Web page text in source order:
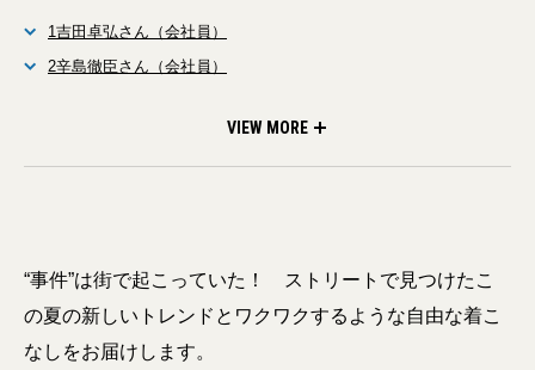
1吉田卓弘さん（会社員）
2辛島徹臣さん（会社員）
VIEW MORE
“事件”は街で起こっていた！ ストリートで見つけたこ
の夏の新しいトレンドとワクワクするような自由な着こ
なしをお届けします。